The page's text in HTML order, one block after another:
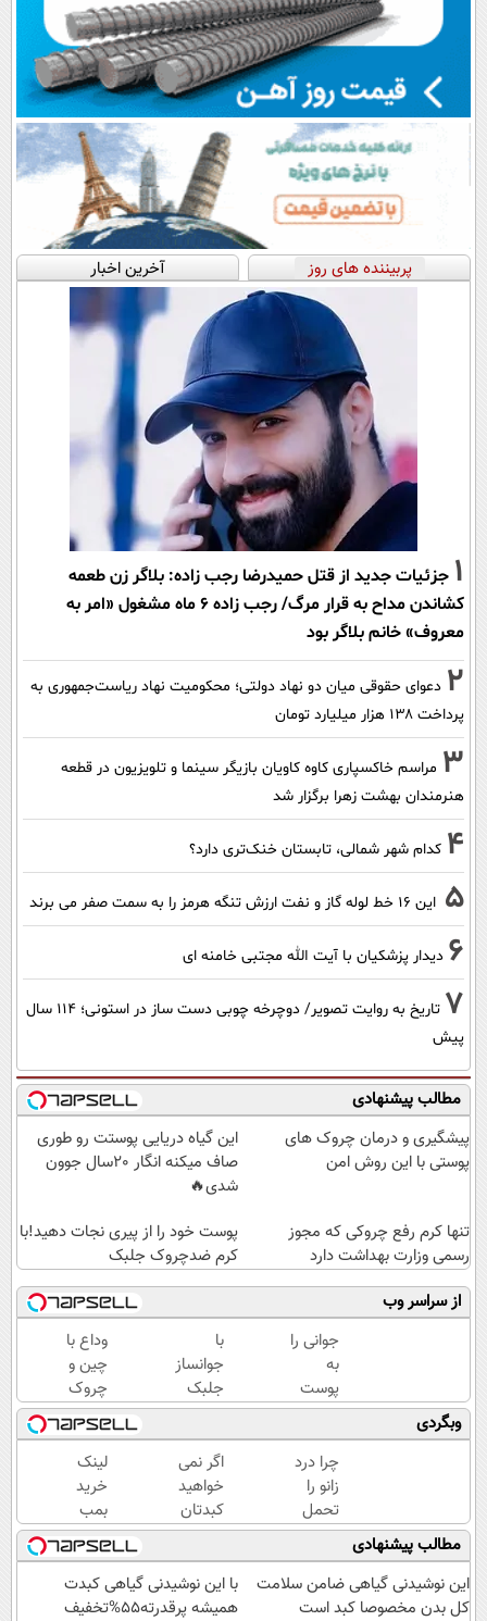
پربیننده های روز آخرین اخبار
1 جزئیات جدید از قتل حمیدرضا رجب زاده: بلاگر زن طعمه
کشاندن مداح به قرار مرگ/ رجب زاده 6 ماه مشغول «امر به
معروف» خانم بلاگر بود
2 دعوای حقوقی میان دو نهاد دولتی؛ محکومیت نهاد ریاست‌جمهوری به
پرداخت ۱۳۸ هزار میلیارد تومان
3 مراسم خاکسپاری کاوه کاویان بازیگر سینما و تلویزیون در قطعه
هنرمندان بهشت زهرا برگزار شد
4 کدام شهر شمالی، تابستان خنک‌تری دارد؟
5 این 16 خط لوله گاز و نفت ارزش تنگه هرمز را به سمت صفر می برند
6 دیدار پزشکیان با آیت الله مجتبی خامنه ای
7
تاریخ به روایت تصویر/ دوچرخه چوبی دست ساز در استونی؛ 114 سال
پیش
مطالب پیشنهادی
پیشگیری و درمان چروک های
پوستی با این روش امن
این گیاه دریایی پوستت رو طوری
صاف میکنه انگار 20سال جوون
شدی🔥
تنها کرم رفع چروکی که مجوز
رسمی وزارت بهداشت دارد
پوست خود را از پیری نجات دهید!با
کرم ضدچروک جلبک
از سراسر وب
جوانی را
به
پوست
خود
هدیه
دهید...
با
جوانساز
جلبک
عید
امسال
۱۰سال
جوون
تری
وداع با
چین و
چروک
های
سطحی و
عمقی
پوست...
وبگردی
چرا درد
زانو را
تحمل
می‌کنی؟
خیلی
ساده
درمنزل
اگر نمی
خواهید
کبدتان
چرب
شود این
نوشیدنی
خوش
لینک
خرید
بمب
جوانساز
2026!
اونم با
تخفیف
مطالب پیشنهادی
این نوشیدنی گیاهی ضامن سلامت
کل بدن مخصوصا کبد است
با این نوشیدنی گیاهی کبدت
همیشه پرقدرته55%تخفیف